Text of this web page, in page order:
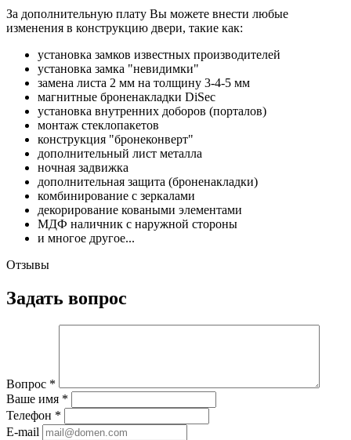
За дополнительную плату Вы можете внести любые
изменения в конструкцию двери, такие как:
установка замков известных производителей
установка замка "невидимки"
замена листа 2 мм на толщину 3-4-5 мм
магнитные броненакладки DiSec
установка внутренних доборов (порталов)
монтаж стеклопакетов
конструкция "бронеконверт"
дополнительный лист металла
ночная задвижка
дополнительная защита (броненакладки)
комбинирование с зеркалами
декорирование коваными элементами
МДФ наличник с наружной стороны
и многое другое...
Отзывы
Задать вопрос
Вопрос *
Ваше имя *
Телефон *
E-mail